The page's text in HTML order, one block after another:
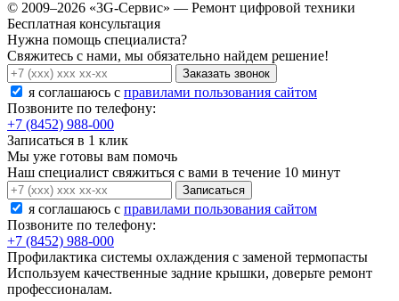
© 2009–2026 «3G-Сервис» — Ремонт цифровой техники
Бесплатная консультация
Нужна помощь специалиста?
Свяжитесь с нами, мы обязательно найдем решение!
Заказать звонок
я соглашаюсь c правилами пользования сайтом
Позвоните по телефону:
+7 (8452) 988-000
Записаться в 1 клик
Мы уже готовы вам помочь
Наш специалист свяжиться с вами в течение 10 минут
Записаться
я соглашаюсь c правилами пользования сайтом
Позвоните по телефону:
+7 (8452) 988-000
Профилактика системы охлаждения с заменой термопасты
Используем качественные задние крышки, доверьте ремонт
профессионалам.